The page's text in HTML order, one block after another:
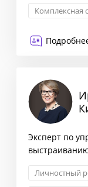
Комплексная
Эксперт по
Личностный